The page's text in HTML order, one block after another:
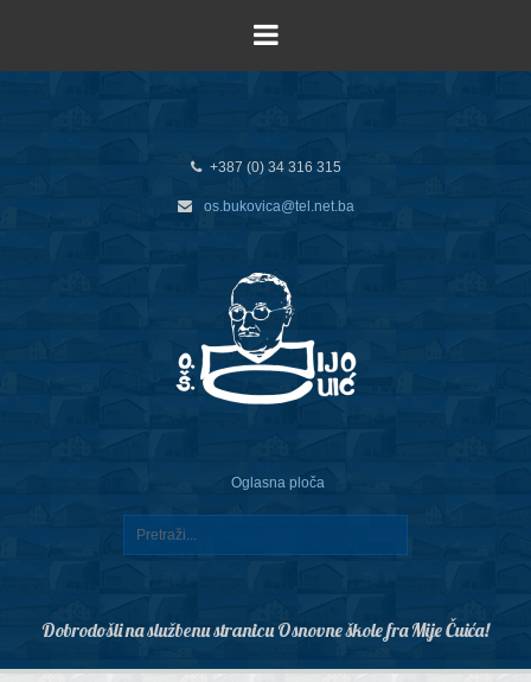
+387 (0) 34 316 315
os.bukovica@tel.net.ba
Oglasna ploča
Dobrodošli na službenu stranicu Osnovne škole fra Mije Čuića!